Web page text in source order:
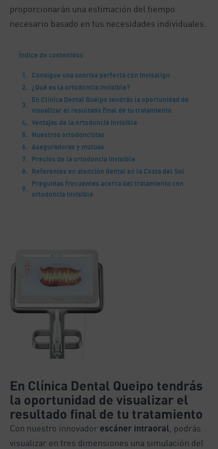
proporcionarán una estimación del tiempo
necesario basado en tus necesidades individuales.
Índice de contenidos
Consigue una sonrisa perfecta con Invisalign
¿Qué es la ortodoncia invisible?
En Clínica Dental Queipo tendrás la oportunidad de
visualizar el resultado final de tu tratamiento
Ventajas de la ortodoncia invisible
Nuestros ortodoncistas
Aseguradoras y mutuas
Precios de la ortodoncia invisible
Referentes en atención dental en la Costa del Sol
Preguntas frecuentes acerca del tratamiento con
ortodoncia invisible
En Clínica Dental Queipo tendrás
la oportunidad de visualizar el
resultado final de tu tratamiento
Con nuestro innovador escáner intraoral , podrás
visualizar en tres dimensiones una simulación del